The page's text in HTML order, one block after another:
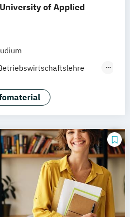
(dual)
& Marketingmanagement
(FH)
of Applied